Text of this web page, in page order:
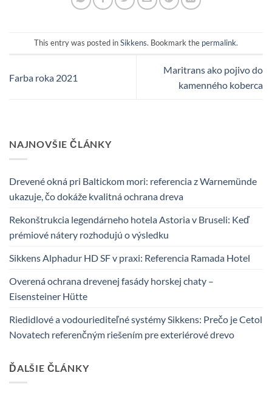
This entry was posted inSikkens. Bookmark the permalink.
Farba roka 2021
Maritrans ako pojivo do
kamenného koberca
NAJNOVŠIE ČLÁNKY
Drevené okná pri Baltickom mori: referencia z Warnemünde
ukazuje, čo dokáže kvalitná ochrana dreva
Rekonštrukcia legendárneho hotela Astoria v Bruseli: Keď
prémiové nátery rozhodujú o výsledku
Sikkens Alphadur HD SF v praxi: Referencia Ramada Hotel
Overená ochrana drevenej fasády horskej chaty –
Eisensteiner Hütte
Riedidlové a vodouriediteľné systémy Sikkens: Prečo je Cetol
Novatech referenčným riešením pre exteriérové drevo
ĎALŠIE ČLÁNKY